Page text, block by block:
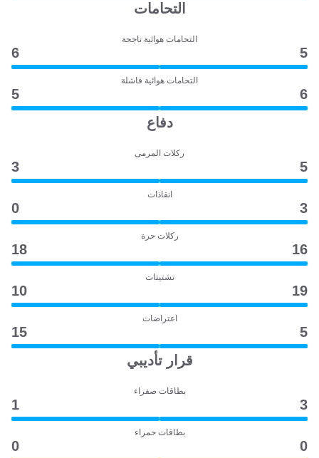
التحامات
التحامات هوائية ناجحة
5
6
التحامات هوائية فاشلة
6
5
دفاع
ركلات المرمى
5
3
انقاذات
3
0
ركلات حرة
16
18
تشتيتات
19
10
اعتراضات
5
15
قرار تأديبي
بطاقات صفراء
3
1
بطاقات حمراء
0
0